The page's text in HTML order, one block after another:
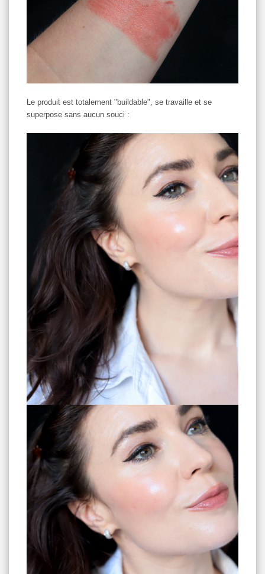
Le produit est totalement "buildable", se travaille et se
superpose sans aucun souci :